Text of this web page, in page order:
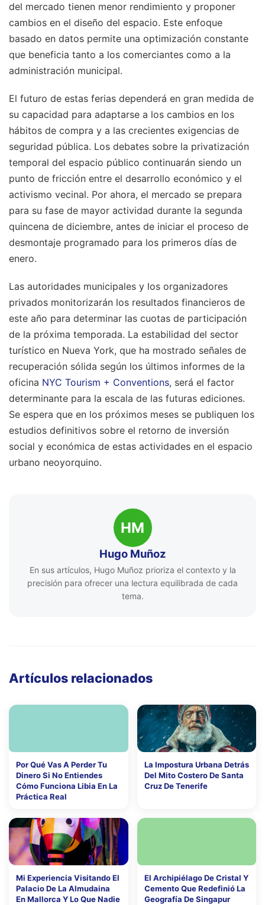
del mercado tienen menor rendimiento y proponer
cambios en el diseño del espacio. Este enfoque
basado en datos permite una optimización constante
que beneficia tanto a los comerciantes como a la
administración municipal.
El futuro de estas ferias dependerá en gran medida de
su capacidad para adaptarse a los cambios en los
hábitos de compra y a las crecientes exigencias de
seguridad pública. Los debates sobre la privatización
temporal del espacio público continuarán siendo un
punto de fricción entre el desarrollo económico y el
activismo vecinal. Por ahora, el mercado se prepara
para su fase de mayor actividad durante la segunda
quincena de diciembre, antes de iniciar el proceso de
desmontaje programado para los primeros días de
enero.
Las autoridades municipales y los organizadores
privados monitorizarán los resultados financieros de
este año para determinar las cuotas de participación
de la próxima temporada. La estabilidad del sector
turístico en Nueva York, que ha mostrado señales de
recuperación sólida según los últimos informes de la
oficina NYC Tourism + Conventions, será el factor
determinante para la escala de las futuras ediciones.
Se espera que en los próximos meses se publiquen los
estudios definitivos sobre el retorno de inversión
social y económica de estas actividades en el espacio
urbano neoyorquino.
HM
Hugo Muñoz
En sus artículos, Hugo Muñoz prioriza el contexto y la
precisión para ofrecer una lectura equilibrada de cada
tema.
Artículos relacionados
Por Qué Vas A Perder Tu
Dinero Si No Entiendes
Cómo Funciona Libia En La
Práctica Real
La Impostura Urbana Detrás
Del Mito Costero De Santa
Cruz De Tenerife
Mi Experiencia Visitando El
Palacio De La Almudaina
En Mallorca Y Lo Que Nadie
El Archipiélago De Cristal Y
Cemento Que Redefinió La
Geografía De Singapur